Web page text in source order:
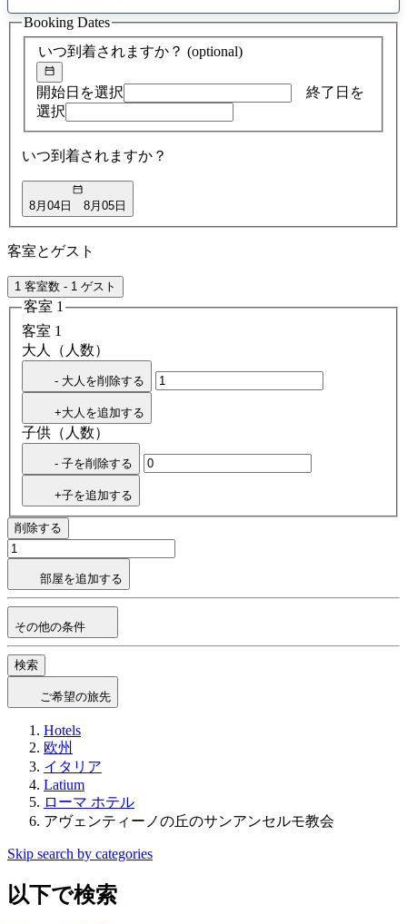
ア
ド
バ
イ
検
索
いつ到着されますか？ (optional)
開始日を選択
終了日を
選択
いつ到着されますか？
8月04日 8月05日
Booking Dates
客室とゲスト
1 客室数 - 1 ゲスト
客室 1
客室 1
大人（人数）
- 大人を削除する
+大人を追加する
子供（人数）
- 子を削除する
+子を追加する
削除する
部屋を追加する
その他の条件
検索
ご希望の旅先
Hotels
欧州
イタリア
Latium
ローマ ホテル
アヴェンティーノの丘のサンアンセルモ教会
Skip search by categories
以下で検索